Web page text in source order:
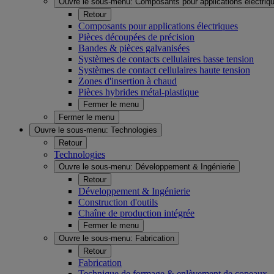
Retour
Composants pour applications électriques
Pièces découpées de précision
Bandes & pièces galvanisées
Systèmes de contacts cellulaires basse tension
Systèmes de contact cellulaires haute tension
Zones d'insertion à chaud
Pièces hybrides métal-plastique
Fermer le menu
Fermer le menu
Ouvre le sous-menu: Technologies
Retour
Technologies
Ouvre le sous-menu: Développement & Ingénierie
Retour
Développement & Ingénierie
Construction d'outils
Chaîne de production intégrée
Fermer le menu
Ouvre le sous-menu: Fabrication
Retour
Fabrication